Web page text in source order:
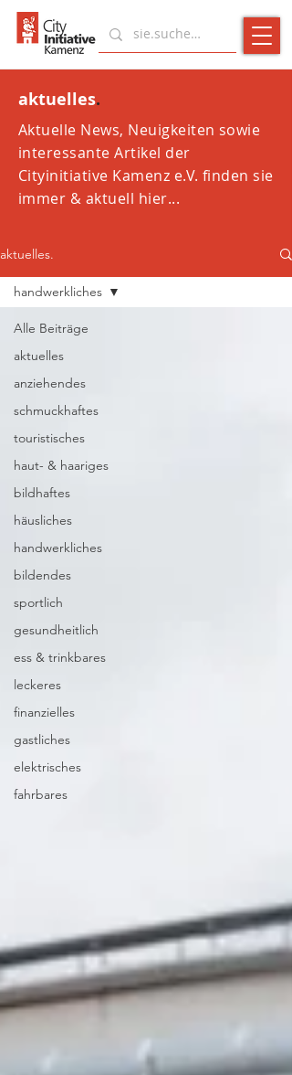
aktuelles.
Aktuelle News, Neuigkeiten sowie
interessante Artikel der
Cityinitiative Kamenz e.V. finden sie
immer & aktuell hier...
aktuelles.
Alle Beiträge
aktuelles
anziehendes
schmuckhaftes
touristisches
haut- & haariges
bildhaftes
häusliches
handwerkliches
bildendes
sportlich
gesundheitlich
ess & trinkbares
leckeres
finanzielles
gastliches
elektrisches
fahrbares
handwerkliches